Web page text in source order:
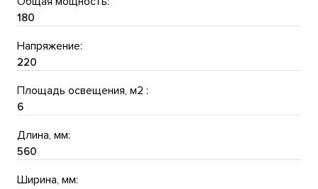
180
Напряжение:
220
Площадь освещения, м2 :
6
Длина, мм:
560
Ширина, мм: